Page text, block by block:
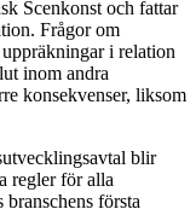
Scenkonst och fattar
Frågor om
i relation
inom andra
konsekvenser, liksom
blir
regler för alla
första